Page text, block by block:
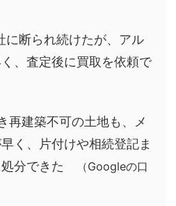
に断られ続けたが、アル
、査定後に買取を依頼で
再建築不可の土地も、メ
く、片付けや相続登記ま
処分できた
（Googleの口